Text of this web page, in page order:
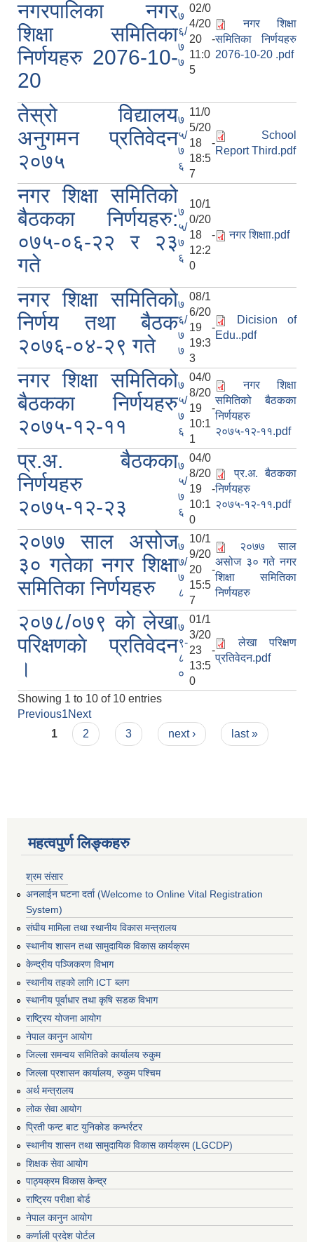
नगरपालिका नगर
शिक्षा समितिका
निर्णयहरु 2076-10-
20
७
६/
७
७
02/0
4/20
20 -
11:0
5
नगर शिक्षा
समितिका निर्णयहरु
2076-10-20 .pdf
तेस्रो विद्यालय
अनुगमन प्रतिवेदन
२०७५
७
५/
७
६
11/0
5/20
18 -
18:5
7
School
Report Third.pdf
नगर शिक्षा समितिको
बैठकका निर्णयहरु:
०७५-०६-२२ र २३
गते
७
५/
७
६
10/1
0/20
18 -
12:2
0
नगर शिक्षाा.pdf
नगर शिक्षा समितिको
निर्णय तथा बैठक
२०७६-०४-२९ गते
७
६/
७
७
08/1
6/20
19 -
19:3
3
Dicision of
Edu..pdf
नगर शिक्षा समितिको
बैठकका निर्णयहरु
२०७५-१२-११
७
५/
७
६
04/0
8/20
19 -
10:1
1
नगर शिक्षा
समितिको बैठकका
निर्णयहरु
२०७५-१२-११.pdf
प्र.अ. बैठकका
निर्णयहरु
२०७५-१२-२३
७
५/
७
६
04/0
8/20
19 -
10:1
0
प्र.अ. बैठकका
निर्णयहरु
२०७५-१२-११.pdf
२०७७ साल असोज
३० गतेका नगर शिक्षा
समितिका निर्णयहरु
७
७/
७
८
10/1
9/20
20 -
15:5
7
२०७७ साल
असोज ३० गते नगर
शिक्षा समितिका
निर्णयहरु
२०७८/०७९ काे लेखा
परिक्षणकाे प्रतिवेदन
।
७
९-
८
०
01/1
3/20
23 -
13:5
0
लेखा परिक्षण
प्रतिवेदन.pdf
Showing 1 to 10 of 10 entries
Previous1Next
Pages
1 2 3 next › last »
महत्वपुर्ण लिङ्कहरु
श्रम संसार
अनलाईन घटना दर्ता (Welcome to Online Vital Registration
System)
संघीय मामिला तथा स्थानीय विकास मन्त्रालय
स्थानीय शासन तथा सामुदायिक विकास कार्यक्रम
केन्द्रीय पञ्जिकरण विभाग
स्थानीय तहको लागि ICT ब्लग
स्थानीय पूर्वाधार तथा कृषि सडक विभाग
राष्ट्रिय योजना आयोग
नेपाल कानुन आयोग
जिल्ला समन्वय समितिको कार्यालय रुकुम
जिल्ला प्रशासन कार्यालय, रुकुम पश्चिम
अर्थ मन्त्रालय
लोक सेवा आयोग
प्रिती फन्ट बाट युनिकोड कन्भर्रटर
स्थानीय शासन तथा सामुदायिक विकास कार्यक्रम (LGCDP)
शिक्षक सेवा आयोग
पाठ्यक्रम विकास केन्द्र
राष्ट्रिय परीक्षा बोर्ड
नेपाल कानुन आयोग
कर्णाली प्रदेश पोर्टल